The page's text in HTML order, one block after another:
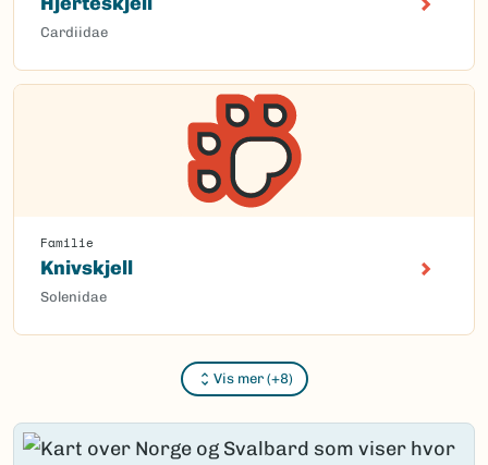
Cardiidae
Familie
Knivskjell
Solenidae
Vis mer (+8)